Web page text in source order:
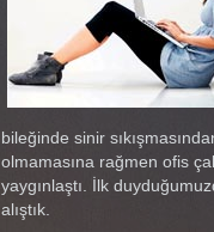
bileğinde sinir
olmamasına rağmen ofis
yaygınlaştı. İlk
alıştık.